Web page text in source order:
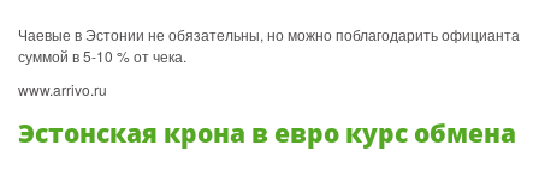
Чаевые в Эстонии не обязательны, но можно поблагодарить официанта
суммой в 5-10 % от чека.
www.arrivo.ru
Эстонская крона в евро курс обмена